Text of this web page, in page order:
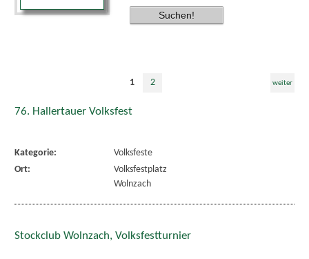
1 2 weiter
76. Hallertauer Volksfest
Kategorie:
Volksfeste
Ort:
Volksfestplatz
Wolnzach
Stockclub Wolnzach, Volksfestturnier